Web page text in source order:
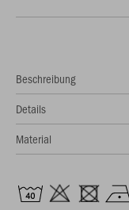
Beschreibung
Details
Material